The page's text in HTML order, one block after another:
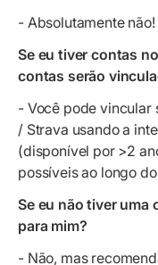
- Absolutamente não!
Se eu tiver contas
contas serão
- Você pode vincular
/ Strava usando a
(disponível por >2
possíveis ao longo
Se eu não tiver uma
para mim?
- Não, mas